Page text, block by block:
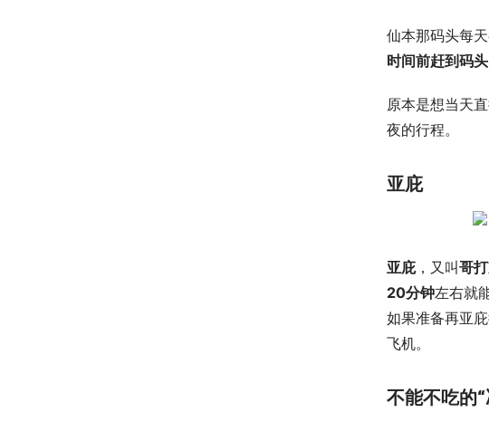
仙本那码头每
时间前赶到码头
原本是想当天
夜的行程。
亚庇
亚庇，又叫哥
20分钟左右就
如果准备再亚
飞机。
不能不吃的“